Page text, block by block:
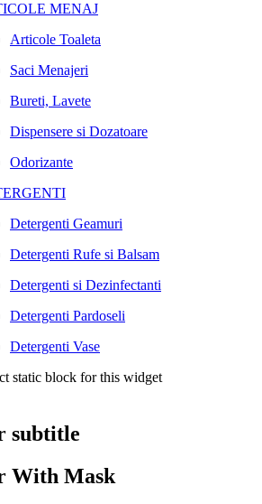
MENAJ
Articole Toaleta
Saci Menajeri
Bureti, Lavete
Dispensere si Dozatoare
Odorizante
Detergenti Geamuri
Detergenti Rufe si Balsam
Detergenti si Dezinfectanti
Detergenti Pardoseli
Detergenti Vase
static block for this widget
subtitle
With Mask